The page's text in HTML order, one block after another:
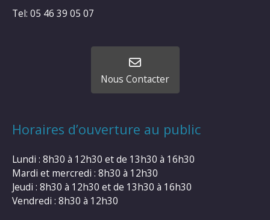
Tel: 05 46 39 05 07
Nous Contacter
Horaires d’ouverture au public
Lundi : 8h30 à 12h30 et de 13h30 à 16h30
Mardi et mercredi : 8h30 à 12h30
Jeudi : 8h30 à 12h30 et de 13h30 à 16h30
Vendredi : 8h30 à 12h30